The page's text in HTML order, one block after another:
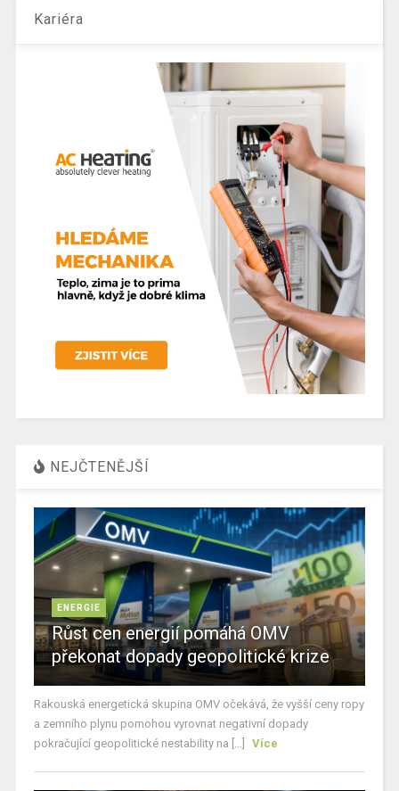
Kariéra
NEJČTENĚJŠÍ
ENERGIE
Růst cen energií pomáhá OMV
překonat dopady geopolitické krize
Rakouská energetická skupina OMV očekává, že vyšší ceny ropy
a zemního plynu pomohou vyrovnat negativní dopady
pokračující geopolitické nestability na [...]
Více